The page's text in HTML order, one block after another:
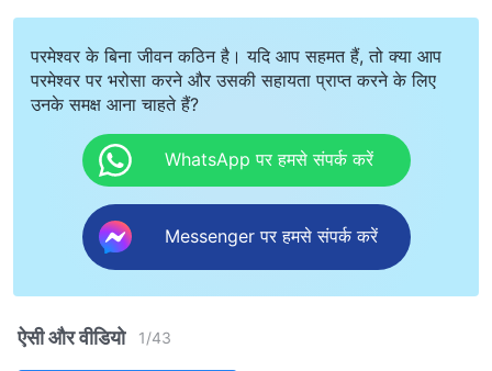
परमेश्वर के बिना जीवन कठिन है। यदि आप सहमत हैं, तो क्या आप
परमेश्वर पर भरोसा करने और उसकी सहायता प्राप्त करने के लिए
उनके समक्ष आना चाहते हैं?
WhatsApp पर हमसे संपर्क करें
Messenger पर हमसे संपर्क करें
ऐसी और वीडियो 1/43